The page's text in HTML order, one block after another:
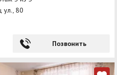
ул., 80
Позвонить